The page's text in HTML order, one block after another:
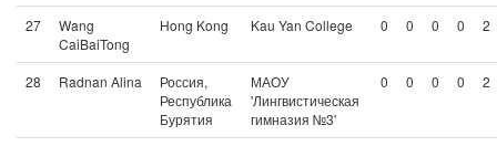
27
Wang
CaiBaiTong
Hong Kong Kau Yan College 0 0 0 0 2
28 Radnan Alina
Россия,
Республика
Бурятия
МАОУ
'Лингвистическая
гимназия №3'
0 0 0 0 2